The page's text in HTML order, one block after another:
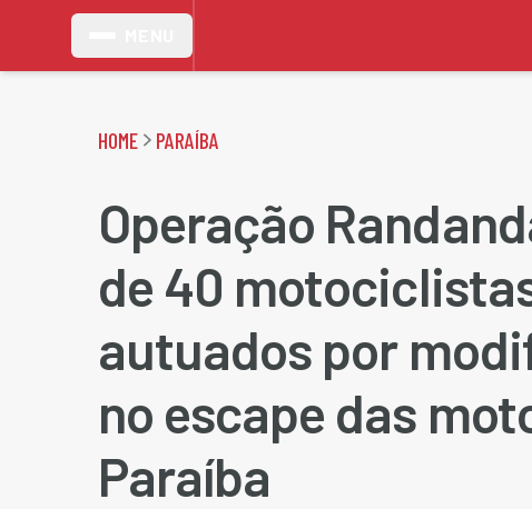
HOME PARAÍBA
Operação
de 40
autuados por
no escape das
Paraíba